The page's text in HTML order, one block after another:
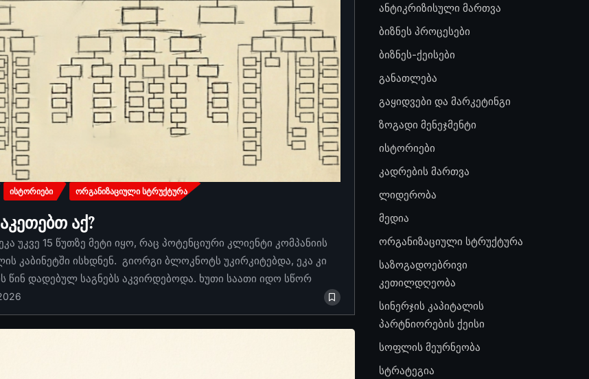
ᲘᲡᲢᲝᲠᲘᲔᲑᲘ ᲝᲠᲒᲐᲜᲘᲖᲐᲪᲘᲣᲚᲘ ᲡᲢᲠᲣᲥᲢᲣᲠᲐ
აქ?
უკვე 15 წუთზე მეტი იყო, რაც პოტენციური კლიენტი კომპანიის
კაბინეტში ისხდნენ. გიორგი ბლოკნოტს უკირკიტებდა, ეკა კი
წინ დადებულ საგნებს აკვირდებოდა. ხუთი საათი იდო სწორ
ანტიკრიზისული მართვა
ბიზნეს პროცესები
ბიზნეს-ქეისები
განათლება
გაყიდვები და მარკეტინგი
ზოგადი მენეჯმენტი
ისტორიები
კადრების მართვა
ლიდერობა
მედია
ორგანიზაციული სტრუქტურა
საზოგადოებრივი
კეთილდღეობა
სინერჯის კაპიტალის
პარტნიორების ქეისი
სოფლის მეურნეობა
სტრატეგია